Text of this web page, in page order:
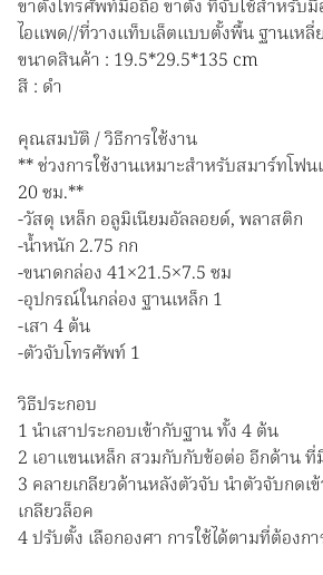
แบบ
ตั้ง
ชิ้น
ขาตั้งโทรศัพท์มือถือ ขาตั้ง ที่จับใช้สำหรับ
ไอเเพด//ที่วางแท็บเล็ตแบบตั้งพื้น ฐานเห
ขนาดสินค้า : 19.5*29.5*135 cm
สี : ดำ
คุณสมบัติ / วิธีการใช้งาน
** ช่วงการใช้งานเหมาะสำหรับสมาร์ทโฟ
20 ซม.**
-วัสดุ เหล็ก อลูมิเนียมอัลลอยด์, พลาสติก
-น้ำหนัก 2.75 กก
-ขนาดกล่อง 41×21.5×7.5 ซม
-อุปกรณ์ในกล่อง ฐานเหล็ก 1
-เสา 4 ต้น
-ตัวจับโทรศัพท์ 1
วิธีประกอบ
1 นำเสาประกอบเข้ากับฐาน ทั้ง 4 ต้น
2 เอาแขนเหล็ก สวมกับกับข้อต่อ อีกด้าน ที่
3 คลายเกลียวด้านหลังตัวจับ นำตัวจับกด
เกลียวล็อค
4 ปรับตั้ง เลือกองศา การใช้ได้ตามที่ต้องกา